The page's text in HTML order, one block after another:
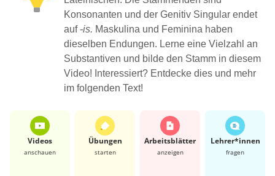
Konsonanten und der Genitiv Singular endet
auf -is. Maskulina und Feminina haben
dieselben Endungen. Lerne eine Vielzahl an
Substantiven und bilde den Stamm in diesem
Video! Interessiert? Entdecke dies und mehr
im folgenden Text!
Videos
anschauen
Übungen
starten
Arbeits­blätter
anzeigen
Lehrer*​innen
fragen